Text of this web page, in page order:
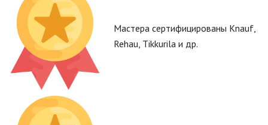
Мастера сертифицированы Knauf,
Rehau, Tikkurila и др.